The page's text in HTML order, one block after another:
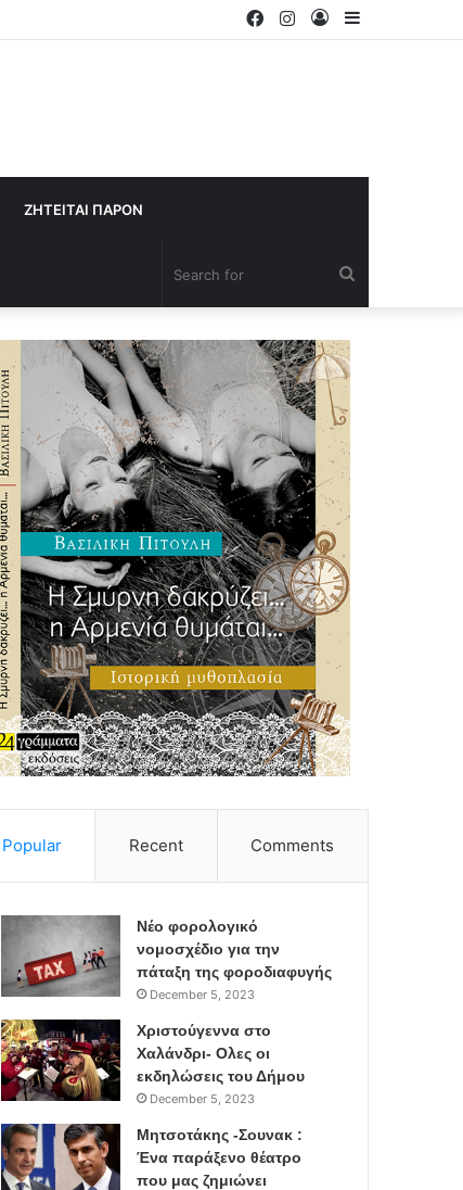
Log
Instagram
Facebook
ΖΗΤΕΙΤΑΙ ΠΑΡΟΝ
Popular Recent Comments
Νέο φορολογικό
νομοσχέδιο για την
πάταξη της φοροδιαφυγής
December 5, 2023
Χριστούγεννα στο
Χαλάνδρι- Ολες οι
εκδηλώσεις του Δήμου
December 5, 2023
Μητσοτάκης -Σουνακ :
Ένα παράξενο θέατρο
που μας ζημιώνει